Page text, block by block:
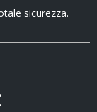
sicurezza.